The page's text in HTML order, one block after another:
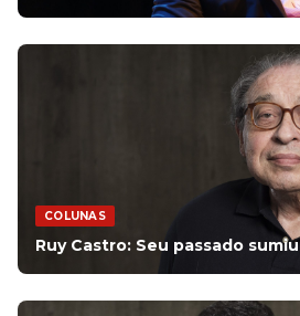
COLUNAS
Ruy Castro: Seu passado sumiu